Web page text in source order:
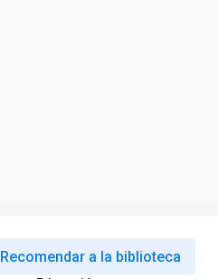
Recomendar a la biblioteca